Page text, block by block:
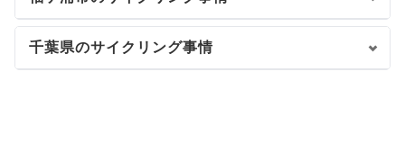
千葉県のサイクリング事情